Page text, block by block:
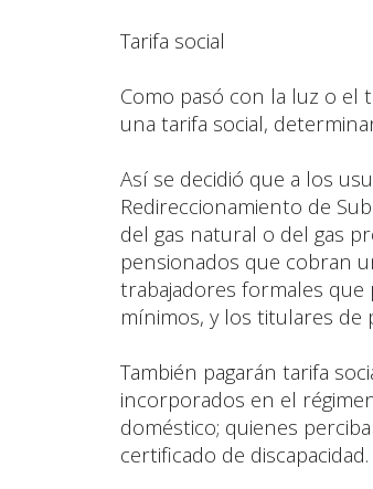
Tarifa social
Como pasó con la luz o el
una tarifa social,
Así se decidió que a los
Redireccionamiento de
del gas natural o del gas
pensionados que cobran
trabajadores formales
mínimos, y los titulares de
También pagarán tarifa
incorporados en el
doméstico; quienes
certificado de discapacidad.